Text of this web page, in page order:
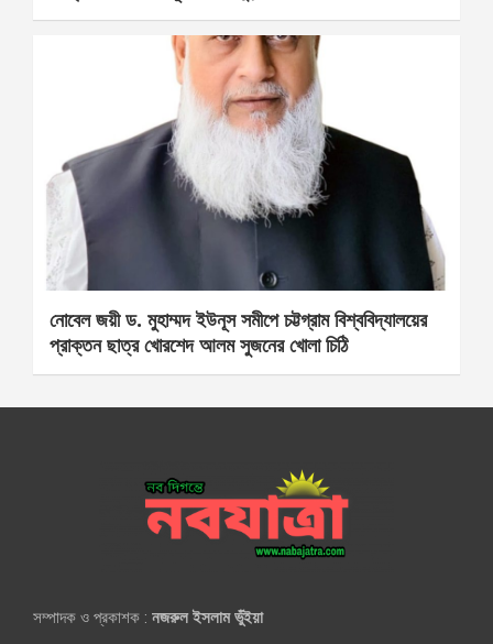
নোবেল জয়ী ড. মুহাম্মদ ইউনূস সমীপে চট্টগ্রাম বিশ্ববিদ্যালয়ের
প্রাক্তন ছাত্র খোরশেদ আলম সুজনের খোলা চিঠি
সম্পাদক ও প্রকাশক : নজরুল ইসলাম ভুঁইয়া